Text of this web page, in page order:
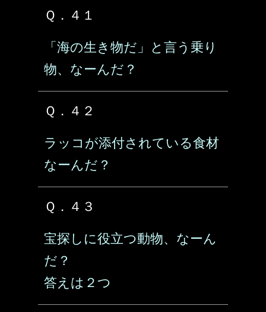
Ｑ．４１
「海の生き物だ」と言う乗り
物、なーんだ？
Ｑ．４２
ラッコが添付されている食材
なーんだ？
Ｑ．４３
宝探しに役立つ動物、なーん
だ？
答えは２つ